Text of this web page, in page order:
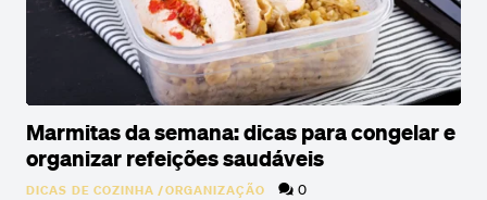
Marmitas da semana: dicas para congelar e
organizar refeições saudáveis
DICAS DE COZINHA /ORGANIZAÇÃO 0